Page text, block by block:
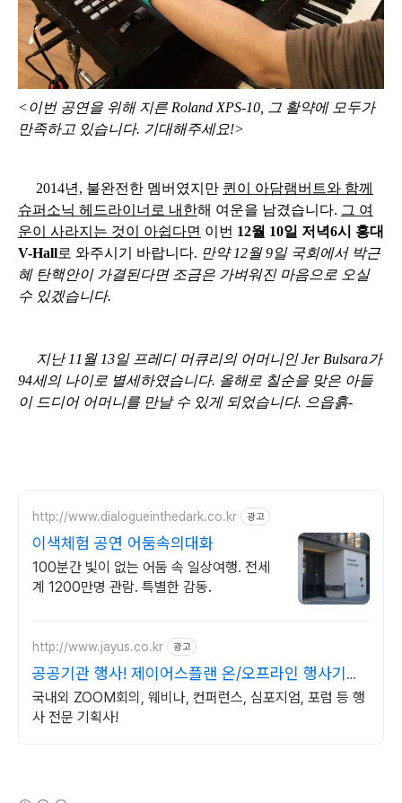
<이번 공연을 위해 지른 Roland XPS-10, 그 활약에 모두가
만족하고 있습니다. 기대해주세요!>
2014년, 불완전한 멤버였지만 퀸이 아담램버트와 함께
슈퍼소닉 헤드라이너로 내한해 여운을 남겼습니다. 그 여
운이 사라지는 것이 아쉽다면 이번 12월 10일 저녁6시 홍대
V-Hall로 와주시기 바랍니다. 만약 12월 9일 국회에서 박근
혜 탄핵안이 가결된다면 조금은 가벼워진 마음으로 오실
수 있겠습니다.
지난 11월 13일 프레디 머큐리의 어머니인 Jer Bulsara가
94세의 나이로 별세하였습니다. 올해로 칠순을 맞은 아들
이 드디어 어머니를 만날 수 있게 되었습니다. 으읍흙-
http://www.dialogueinthedark.co.kr 광고
이색체험 공연 어둠속의대화
100분간 빛이 없는 어둠 속 일상여행. 전세
계 1200만명 관람. 특별한 감동.
http://www.jayus.co.kr 광고
공공기관 행사! 제이어스플랜 온/오프라인 행사기획
대행!
국내외 ZOOM회의, 웨비나, 컨퍼런스, 심포지엄, 포럼 등 행
사 전문 기획사!